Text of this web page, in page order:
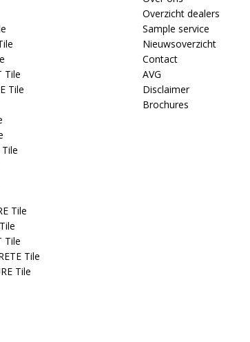
Tile
Tile
Tile
Tile
Tile
Tile
Overzicht dealers
Sample service
Nieuwsoverzicht
Contact
AVG
Disclaimer
Brochures